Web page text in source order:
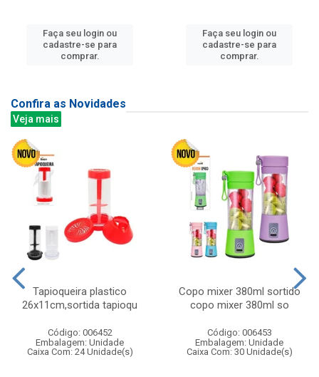
Faça seu login ou
cadastre-se para
comprar.
Faça seu login ou
cadastre-se para
comprar.
Confira as Novidades
Veja mais
Tapioqueira plastico
26x11cm,sortida tapioqu
Código: 006452
Embalagem: Unidade
Caixa Com: 24 Unidade(s)
Copo mixer 380ml sortido
copo mixer 380ml so
Código: 006453
Embalagem: Unidade
Caixa Com: 30 Unidade(s)